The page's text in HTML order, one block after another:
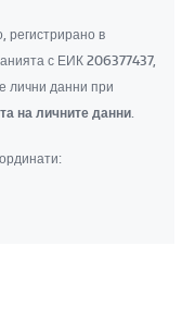
регистрирано в
с ЕИК 206377437,
лични данни при
на личните данни.